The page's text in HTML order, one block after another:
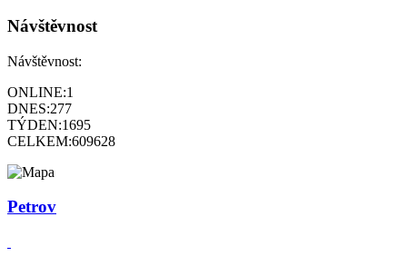
Návštěvnost
Návštěvnost:
ONLINE:1
DNES:277
TÝDEN:1695
CELKEM:609628
Petrov